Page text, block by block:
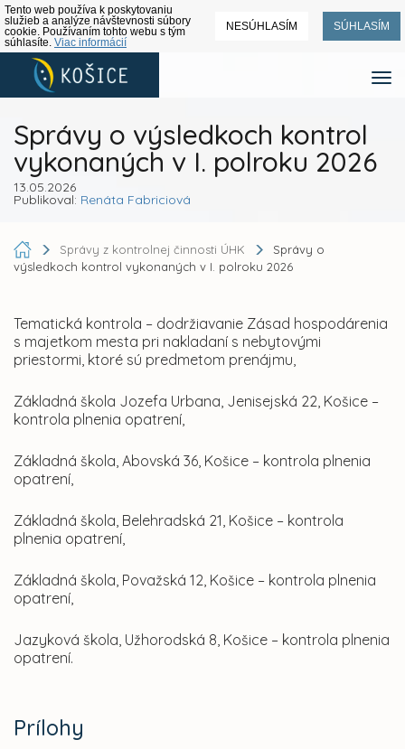
Tento web používa k poskytovaniu
služieb a analýze návštevnosti súbory
cookie. Používaním tohto webu s tým
súhlasíte. Viac informácií
NESÚHLASÍM SÚHLASÍM
Správy o výsledkoch kontrol
vykonaných v I. polroku 2026
13.05.2026
Publikoval: Renáta Fabriciová
Správy z kontrolnej činnosti ÚHK
Správy o
výsledkoch kontrol vykonaných v I. polroku 2026
Tematická kontrola – dodržiavanie Zásad hospodárenia
s majetkom mesta pri nakladaní s nebytovými
priestormi, ktoré sú predmetom prenájmu,
Základná škola Jozefa Urbana, Jenisejská 22, Košice –
kontrola plnenia opatrení,
Základná škola, Abovská 36, Košice – kontrola plnenia
opatrení,
Základná škola, Belehradská 21, Košice – kontrola
plnenia opatrení,
Základná škola, Považská 12, Košice – kontrola plnenia
opatrení,
Jazyková škola, Užhorodská 8, Košice – kontrola plnenia
opatrení.
Prílohy